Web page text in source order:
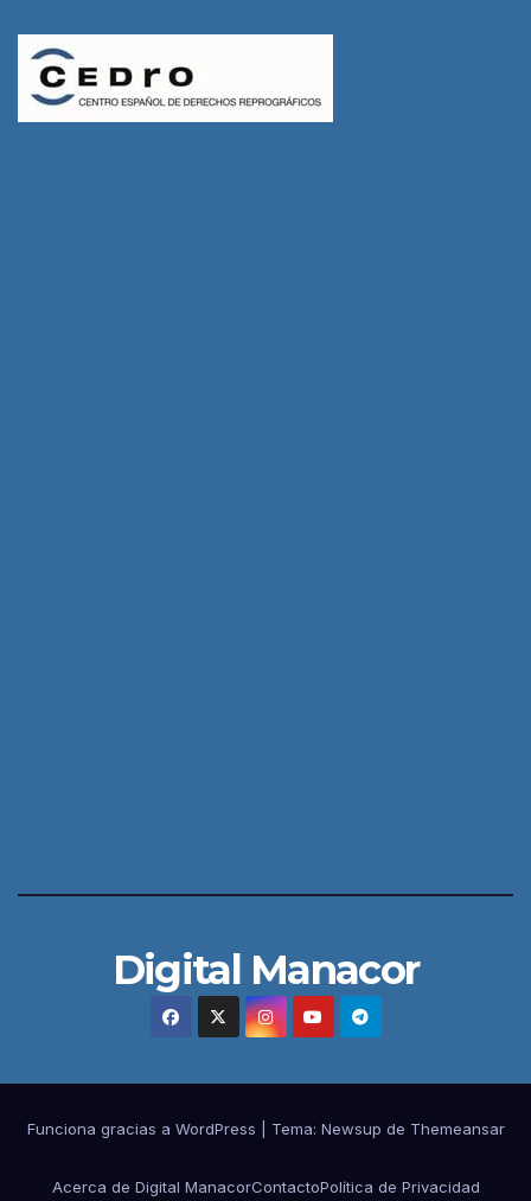
Digital Manacor
Funciona gracias a WordPress Tema: Newsup de Themeansar
Acerca de Digital ManacorContactoPolítica de Privacidad